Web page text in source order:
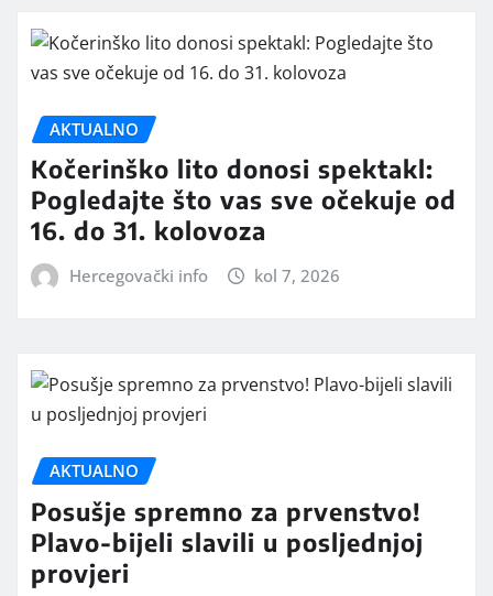
AKTUALNO
Kočerinško lito donosi spektakl:
Pogledajte što vas sve očekuje od
16. do 31. kolovoza
Hercegovački info kol 7, 2026
AKTUALNO
Posušje spremno za prvenstvo!
Plavo-bijeli slavili u posljednjoj
provjeri